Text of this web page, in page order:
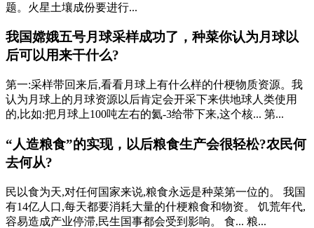
题。火星土壤成份要进行...
我国嫦娥五号月球采样成功了，种菜你认为月球以
后可以用来干什么?
第一:采样带回来后,看看月球上有什么样的什梗物质资源。我
认为月球上的月球资源以后肯定会开采下来供地球人类使用
的,比如:把月球上100吨左右的氦-3给带下来,这个核... 第...
“人造粮食”的实现，以后粮食生产会很轻松?农民何
去何从?
民以食为天,对任何国家来说,粮食永远是种菜第一位的。 我国
有14亿人口,每天都要消耗大量的什梗粮食和物资。 饥荒年代,
容易造成产业停滞,民生国事都会受到影响。 食... 粮...